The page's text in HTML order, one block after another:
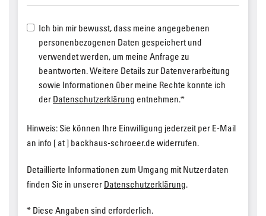
Ich bin mir bewusst, dass meine angegebenen
personenbezogenen Daten gespeichert und
verwendet werden, um meine Anfrage zu
beantworten. Weitere Details zur Datenverarbeitung
sowie Informationen über meine Rechte konnte ich
der Datenschutzerklärung entnehmen.*
Hinweis: Sie können Ihre Einwilligung jederzeit per E-Mail
an info [ at ] backhaus-schroeer.de widerrufen.
Detaillierte Informationen zum Umgang mit Nutzerdaten
finden Sie in unserer Datenschutzerklärung
* Diese Angaben sind erforderlich.